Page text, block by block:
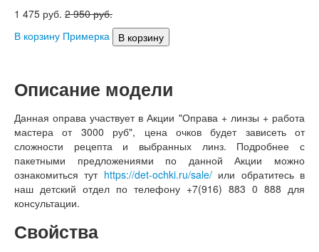
1 475 руб. 2 950руб.
В корзину Примерка
Описание модели
Данная оправа участвует в Акции "Оправа + линзы + работа
мастера от 3000 руб", цена очков будет зависеть от
сложности рецепта и выбранных линз. Подробнее с
пакетными предложениями по данной Акции можно
ознакомиться тут https://det-ochki.ru/sale/или обратитесь в
наш детский отдел по телефону +7(916) 883 0 888 для
консультации.
Свойства